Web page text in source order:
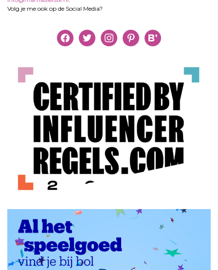
Volg je me ook op de Social Media?
facebooktwitter instagrampinterestbloglovin